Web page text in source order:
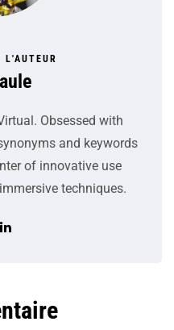
L'AUTEUR
Obsessed with
and keywords
of innovative use
techniques.